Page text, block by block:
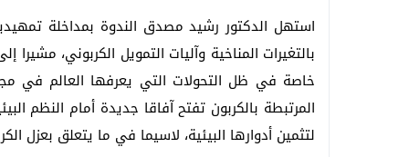
استهل الدكتور رشيد مصدق الندوة بمداخلة
بالتغيرات المناخية وآليات التمويل الكربوني،
خاصة في ظل التحولات التي يعرفها العالم في
المرتبطة بالكربون تفتح آفاقا جديدة أمام النظم
لتثمين أدوارها البيئية، لاسيما في ما يتعلق بعزل